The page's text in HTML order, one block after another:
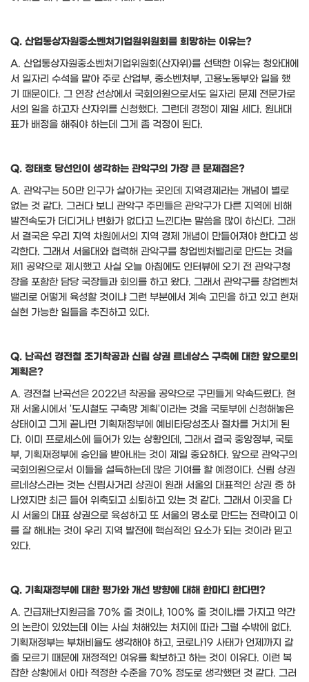
Q. 산업통상자원중소벤처기업원위원회를 희망하는 이유는?
A. 산업통상자원중소벤처기업위원회(산자위 )를 선택한 이유는 청와대에
서 일자리 수석을 맡아 주로 산업부, 중소벤처부, 고용노동부와 일을 했
기 때문이다. 그 연장 선상에서 국회의원으로서도 일자리 문제 전문가로
서의 일을 하고자 산자위를 신청했다. 그런데 경쟁이 제일 세다. 원내대
표가 배정을 해줘야 하는데 그게 좀 걱정이 된다.
Q. 정태호 당선인이 생각하는 관악구의 가장 큰 문제점은?
A. 관악구는 50만 인구가 살아가는 곳인데 지역경제라는 개념이 별로
없는 것 같다. 그러다 보니 관악구 주민들은 관악구가 다른 지역에 비해
발전속도가 더디거나 변화가 없다고 느낀다는 말씀을 많이 하신다. 그래
서 결국은 우리 지역 차원에서의 지역 경제 개념이 만들어져야 한다고 생
각한다. 그래서 서울대와 협력해 관악구를 창업벤처밸리로 만드는 것을
제 1 공약으로 제시했고 사실 오늘 아침에도 인터뷰에 오기 전 관악구청
장을 포함한 담당 국장들과 회의를 하고 왔다. 그래서 관악구를 창업벤처
밸리로 어떻게 육성할 것이냐 그런 부분에서 계속 고민을 하고 있고 현재
실현 가능한 일들을 추진하고 있다.
Q. 난곡선 경전철 조기착공과 신림 상권 르네상스 구축에 대한 앞으로의
계획은?
A. 경전철 난곡선은 2022년 착공을 공약으로 구민들게 약속드렸다. 현
재 서울시에서 '도시철도 구축망 계획'이라는 것을 국토부에 신청해놓은
상태이고 그게 끝나면 기획재정부에 예비타당성조사 절차를 거치게 된
다. 이미 프로세스에 들어가 있는 상황인데 , 그래서 결국 중앙정부, 국토
부, 기획재정부에 승인을 받아내는 것이 제일 중요하다. 앞으로 관악구의
국회의원으로서 이들을 설득하는데 많은 기여를 할 예정이다. 신림 상권
르네상스라는 것는 신림사거리 상권이 원래 서울의 대표적인 상권 중 하
나였지만 최근 들어 위축되고 쇠퇴하고 있는 것 같다. 그래서 이곳을 다
시 서울의 대표 상권으로 육성하고 또 서울의 명소로 만드는 전략이고 이
를 잘 해내는 것이 우리 지역 발전에 핵심적인 요소가 되는 것이라 믿고
있다.
Q. 기획재정부에 대한 평가와 개선 방향에 대해 한마디 한다면?
A. 긴급재난지원금을 70% 줄 것이냐, 100% 줄 것이냐를 가지고 약간
의 논란이 있었는데 이는 사실 처해있는 처지에 따라 그럴 수밖에 없다.
기획재정부는 부채비율도 생각해야 하고, 코로나19 사태가 언제까지 갈
줄 모르기 때문에 재정적인 여유를 확보하고 하는 것이 이유다. 이런 복
잡한 상황에서 아마 적정한 수준을 70% 정도로 생각했던 것 같다. 그러